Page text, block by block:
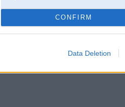
CONFIRM
Data Deletion